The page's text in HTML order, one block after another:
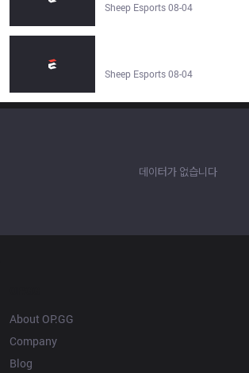
Sheep Esports 08-04
Sheep Esports 08-04
데이터가 없습니다
About OP.GG
Company
Blog